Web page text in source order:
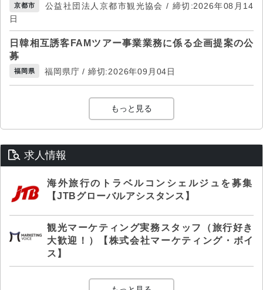
京都市
公益社団法人京都市観光協会 / 締切:2026年08月14
日
日韓相互誘客FAMツアー事業業務に係る企画提案の公
募
福岡県 福岡県庁 / 締切:2026年09月04日
もっと見る
求人情報
海外旅行のトラベルコンシェルジュを募集
【JTBグローバルアシスタンス】
観光マーケティング実務スタッフ（旅行好き
大歓迎！）【株式会社マーケティング・ボイ
ス】